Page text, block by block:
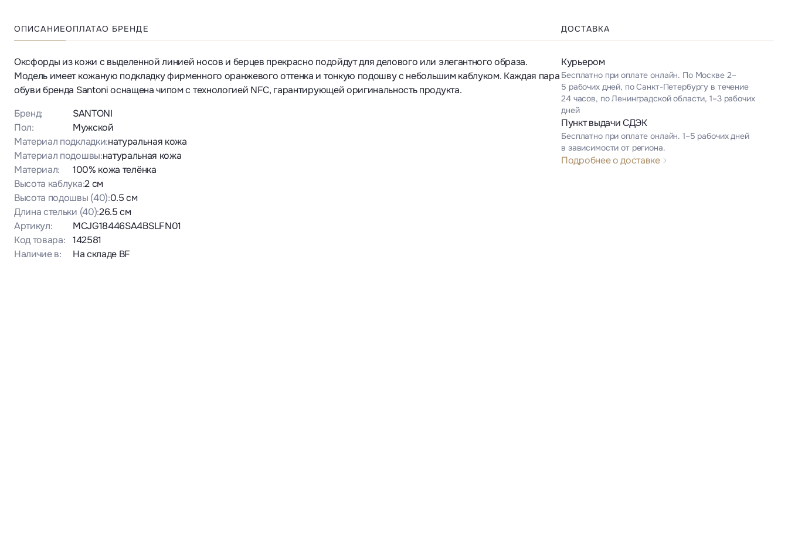
ОПИСАНИЕОПЛАТАО БРЕНДЕ
Оксфорды из кожи с выделенной линией носов и берцев прекрасно подойдут для делового или элегантного образа.
Модель имеет кожаную подкладку фирменного оранжевого оттенка и тонкую подошву с небольшим каблуком. Каждая пара
обуви бренда Santoni оснащена чипом с технологией NFC, гарантирующей оригинальность продукта.
Бренд:
SANTONI
Пол:
Мужской
Материал подкладки:натуральная кожа
Материал подошвы:натуральная кожа
Материал:
100% кожа телёнка
Высота каблука:2 см
Высота подошвы (40):0.5 см
Длина стельки (40):26.5 см
Артикул:
MCJG18446SA4BSLFN01
Код товара:
142581
Наличие в:
На складе BF
ДОСТАВКА
Курьером
Бесплатно при оплате онлайн. По Москве 2–
5 рабочих дней, по Санкт-Петербургу в течение
24 часов, по Ленинградской области, 1–3 рабочих
дней
Пункт выдачи СДЭК
Бесплатно при оплате онлайн. 1–5 рабочих дней
в зависимости от региона.
Подробнее о доставке